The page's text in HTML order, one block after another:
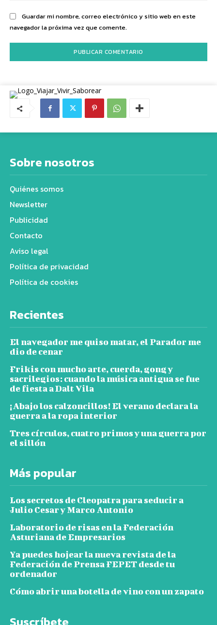
Guardar mi nombre, correo electrónico y sitio web en este
navegador la próxima vez que comente.
Sobre nosotros
Quiénes somos
Newsletter
Publicidad
Contacto
Aviso legal
Política de privacidad
Política de cookies
Recientes
El navegador me quiso matar, el Parador me
dio de cenar
Frikis con mucho arte, cuerda, gong y
sacrilegios: cuando la música antigua se fue
de fiesta a Dalt Vila
¡Abajo los calzoncillos! El verano declara la
guerra a la ropa interior
Tres círculos, cuatro primos y una guerra por
el sillón
Más popular
Los secretos de Cleopatra para seducir a
Julio Cesar y Marco Antonio
Laboratorio de risas en la Federación
Asturiana de Empresarios
Ya puedes hojear la nueva revista de la
Federación de Prensa FEPET desde tu
ordenador
Cómo abrir una botella de vino con un zapato